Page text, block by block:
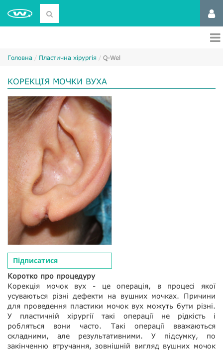
Головна Пластична хірургія Q-Wel
КОРЕКЦІЯ МОЧКИ ВУХА
Підписатися
Коротко про процедуру
Корекція мочок вух - це операція, в процесі якої
усуваються різні дефекти на вушних мочках. Причини
для проведення пластики мочок вух можуть бути різні.
У пластичній хірургії такі операції не рідкість і
робляться вони часто. Такі операції вважаються
складними, але результативними. У підсумку, по
закінченню втручання, зовнішній вигляд вушних мочок